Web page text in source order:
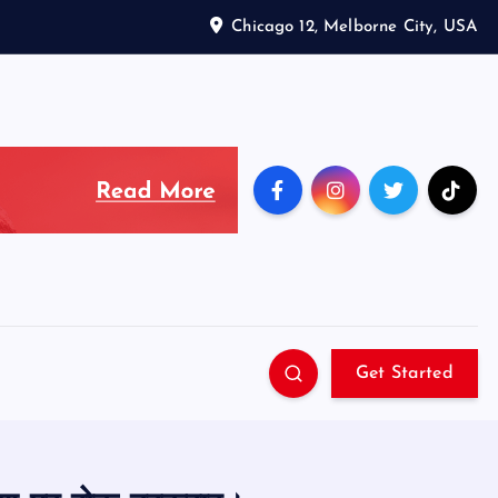
Chicago 12, Melborne City, USA
Get Started